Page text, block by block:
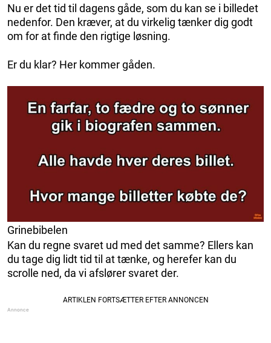
Nu er det tid til dagens gåde, som du kan se i billedet
nedenfor. Den kræver, at du virkelig tænker dig godt
om for at finde den rigtige løsning.
Er du klar? Her kommer gåden.
Grinebibelen
Kan du regne svaret ud med det samme? Ellers kan
du tage dig lidt tid til at tænke, og herefer kan du
scrolle ned, da vi afslører svaret der.